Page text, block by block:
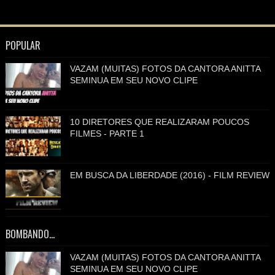
POPULAR
VAZAM (MUITAS) FOTOS DA CANTORA ANITTA
SEMINUA EM SEU NOVO CLIPE
10 DIRETORES QUE REALIZARAM POUCOS
FILMES - PARTE 1
EM BUSCA DA LIBERDADE (2016) - FILM REVIEW
BOMBANDO...
VAZAM (MUITAS) FOTOS DA CANTORA ANITTA
SEMINUA EM SEU NOVO CLIPE